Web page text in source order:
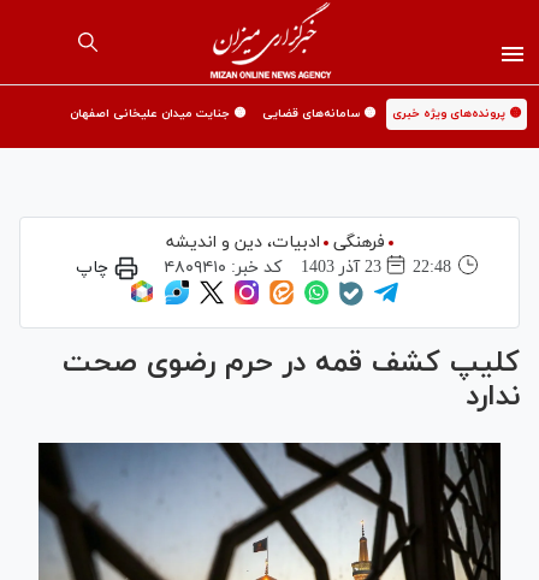
🟡 پرونده‌های ویژه خبری 🟡 سامانه‌های قضایی 🟡 جنایت میدان علیخانی اصفهان
فرهنگی
ادبیات، دین و اندیشه
22:48
23 آذر 1403 کد خبر: ۴۸۰۹۴۱۰ چاپ
کلیپ کشف قمه در حرم رضوی صحت
ندارد